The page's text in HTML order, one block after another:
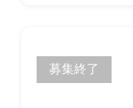
募集終了